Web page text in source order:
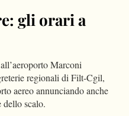
gli orari a
Marconi
regionali di Filt-Cgil,
aereo annunciando anche
dello scalo.